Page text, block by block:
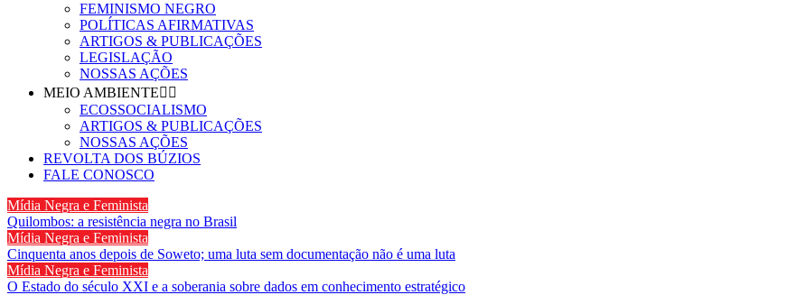
FEMINISMO NEGRO
POLÍTICAS AFIRMATIVAS
ARTIGOS & PUBLICAÇÕES
LEGISLAÇÃO
NOSSAS AÇÕES
MEIO AMBIENTE
ECOSSOCIALISMO
ARTIGOS & PUBLICAÇÕES
NOSSAS AÇÕES
REVOLTA DOS BÚZIOS
FALE CONOSCO
Mídia Negra e Feminista
Quilombos: a resistência negra no Brasil
Mídia Negra e Feminista
Cinquenta anos depois de Soweto; uma luta sem documentação não é uma luta
Mídia Negra e Feminista
O Estado do século XXI e a soberania sobre dados em conhecimento estratégico